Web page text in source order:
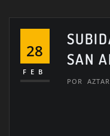
28
FEB
SAN
POR